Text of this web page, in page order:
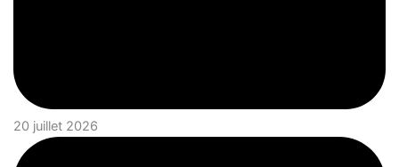
20 juillet 2026